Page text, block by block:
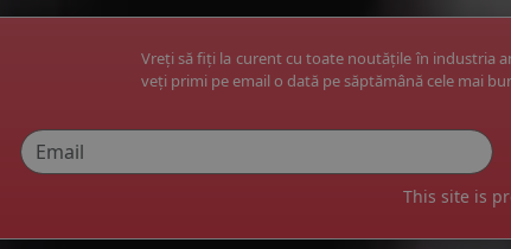
Vreți să fiți la curent cu toate noutățile în industria
veți primi pe email o dată pe săptămână cele mai
This site is